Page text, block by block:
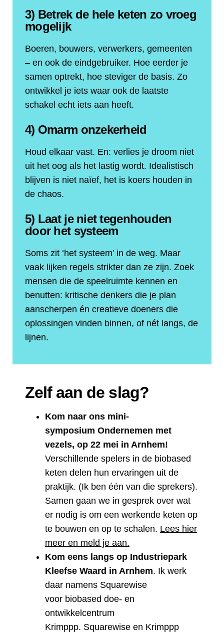
3) Betrek de hele keten zo vroeg
mogelijk
Boeren, bouwers, verwerkers, gemeenten
– en ook de eindgebruiker. Hoe eerder je
samen optrekt, hoe steviger de basis. Zo
ontwikkel je iets waar ook de laatste
schakel echt iets aan heeft.
4) Omarm onzekerheid
Houd elkaar vast. En: verlies je droom niet
uit het oog als het lastig wordt. Idealistisch
blijven is niet naïef, het is koers houden in
de chaos.
5) Laat je niet tegenhouden
door het systeem
Soms zit ‘het systeem’ in de weg. Maar
vaak lijken regels strikter dan ze zijn. Zoek
mensen die de speelruimte kennen en
benutten: kritische denkers die je plan
aanscherpen én creatieve doeners die
oplossingen vinden binnen, of nét langs, de
lijnen.
Zelf aan de slag?
Kom naar ons mini-
symposium Ondernemen met
vezels, op 22 mei in Arnhem!
Verschillende spelers in de biobased
keten delen hun ervaringen uit de
praktijk. (Ik ben één van die sprekers).
Samen gaan we in gesprek over wat
er nodig is om een werkende keten op
te bouwen en op te schalen. Lees hier
meer en meld je aan.
Kom eens langs op Industriepark
Kleefse Waard in Arnhem. Ik werk
daar namens Squarewise
voor biobased doe- en
ontwikkelcentrum
Krimppp. Squarewise en Krimppp